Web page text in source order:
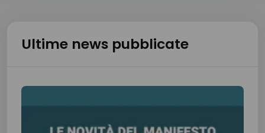
Ultime news pubblicate